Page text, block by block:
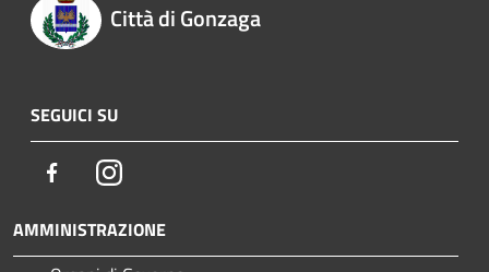
Città di Gonzaga
SEGUICI SU
FacebookInstagram
AMMINISTRAZIONE